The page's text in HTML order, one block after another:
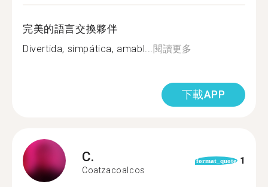
完美的語言交換夥伴
Divertida, simpática, amabl...閱讀更多
下載APP
C.
Coatzacoalcos
format_quote 1